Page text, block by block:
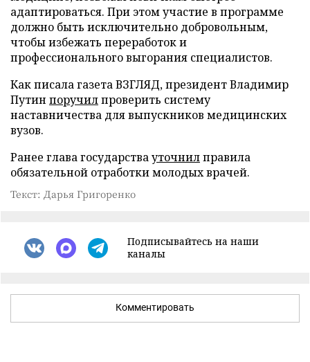
адаптироваться. При этом участие в программе
должно быть исключительно добровольным,
чтобы избежать переработок и
профессионального выгорания специалистов.
Как писала газета ВЗГЛЯД, президент Владимир
Путин поручилпроверить систему
наставничества для выпускников медицинских
вузов.
Ранее глава государствауточнилправила
обязательной отработки молодых врачей.
Текст: Дарья Григоренко
Подписывайтесь на наши
каналы
Комментировать